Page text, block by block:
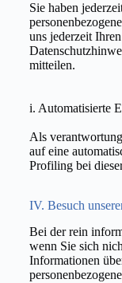
Sie haben
uns jederzeit
mitteilen.
i. Automatisierte
Als
auf eine
Profiling bei
IV. Besuch
Bei der rein
wenn Sie sich
Informationen